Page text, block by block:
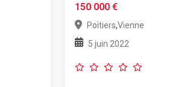
150 000 €
Poitiers,Vienne
5 juin 2022